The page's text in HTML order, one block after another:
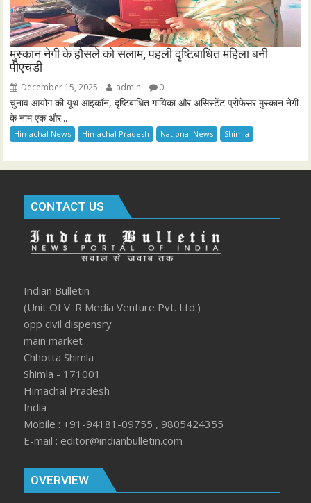
मुस्कान नेगी के हौसले को सलाम, पहली दृष्टिबाधित महिला बनी
पीएचडी
December 15, 2025 admin 0
चुनाव आयोग की यूथ आइकॉन, दृष्टिबाधित गायिका और असिस्टेंट प्रोफेसर मुस्कान नेगी
के नाम एक और...
Himachal News Himachal Pradesh National News Shimla
CONTACT US
Indian Bulletin
(Unit Of V .R Media Venture Pvt. Ltd.)
opp civil dispensry
main market
Chhotta Shimla
Shimla - 171001
Himachal Pradesh
India
Mobile : +91-94181-09755 , 9805424355
E-mail : editor@indianbulletin.com
OVERVIEW